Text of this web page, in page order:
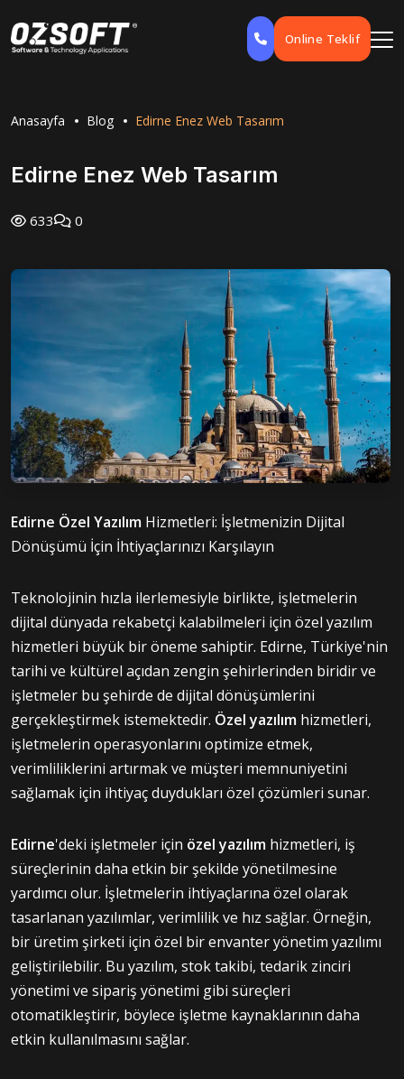
Online Teklif
Anasayfa Blog Edirne Enez Web Tasarım
Edirne Enez Web Tasarım
633 0
Edirne Özel Yazılım Hizmetleri: İşletmenizin Dijital
Dönüşümü İçin İhtiyaçlarınızı Karşılayın
Teknolojinin hızla ilerlemesiyle birlikte, işletmelerin
dijital dünyada rekabetçi kalabilmeleri için özel yazılım
hizmetleri büyük bir öneme sahiptir. Edirne, Türkiye'nin
tarihi ve kültürel açıdan zengin şehirlerinden biridir ve
işletmeler bu şehirde de dijital dönüşümlerini
gerçekleştirmek istemektedir. Özel yazılım hizmetleri,
işletmelerin operasyonlarını optimize etmek,
verimliliklerini artırmak ve müşteri memnuniyetini
sağlamak için ihtiyaç duydukları özel çözümleri sunar.
Edirne'deki işletmeler için özel yazılım hizmetleri, iş
süreçlerinin daha etkin bir şekilde yönetilmesine
yardımcı olur. İşletmelerin ihtiyaçlarına özel olarak
tasarlanan yazılımlar, verimlilik ve hız sağlar. Örneğin,
bir üretim şirketi için özel bir envanter yönetim yazılımı
geliştirilebilir. Bu yazılım, stok takibi, tedarik zinciri
yönetimi ve sipariş yönetimi gibi süreçleri
otomatikleştirir, böylece işletme kaynaklarının daha
etkin kullanılmasını sağlar.